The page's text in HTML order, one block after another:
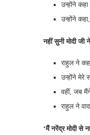
उन्होंने
उन्होंने
नहीं सुनी मोदी जी
राहुल ने
उन्होंने मेरे
वहीं, जब
राहुल ने
‘मैं नरेंद्र मोदी से